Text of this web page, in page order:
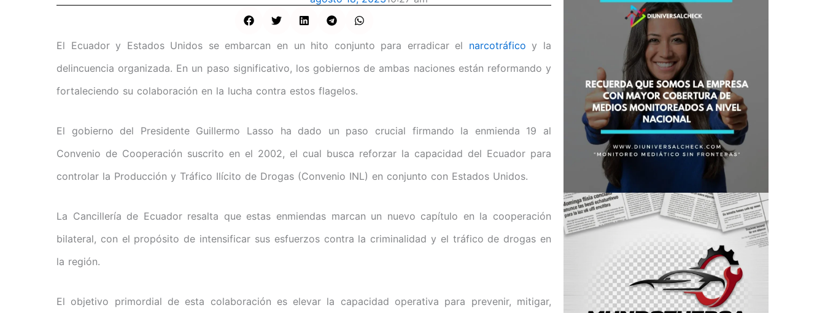
El Ecuador y Estados Unidos se embarcan en un hito conjunto para erradicar el narcotráfico y la
delincuencia organizada. En un paso significativo, los gobiernos de ambas naciones están reformando y
fortaleciendo su colaboración en la lucha contra estos flagelos.
El gobierno del Presidente Guillermo Lasso ha dado un paso crucial firmando la enmienda 19 al
Convenio de Cooperación suscrito en el 2002, el cual busca reforzar la capacidad del Ecuador para
controlar la Producción y Tráfico Ilícito de Drogas (Convenio INL) en conjunto con Estados Unidos.
La Cancillería de Ecuador resalta que estas enmiendas marcan un nuevo capítulo en la cooperación
bilateral, con el propósito de intensificar sus esfuerzos contra la criminalidad y el tráfico de drogas en
la región.
El objetivo primordial de esta colaboración es elevar la capacidad operativa para prevenir, mitigar,